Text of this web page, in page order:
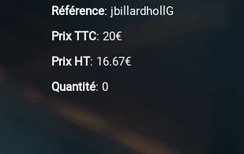
Référence: jbillardhollG
Prix TTC: 20€
Prix HT: 16.67€
Quantité: 0